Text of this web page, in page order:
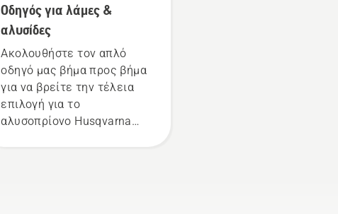
Οδηγός για λάμες &
αλυσίδες
Ακολουθήστε τον απλό
οδηγό μας βήμα προς βήμα
για να βρείτε την τέλεια
επιλογή για το
αλυσοπρίονο Husqvarna